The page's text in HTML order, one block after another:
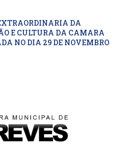
DA
E CULTURA DA CAMARA
NO DIA 29 DE NOVEMBRO